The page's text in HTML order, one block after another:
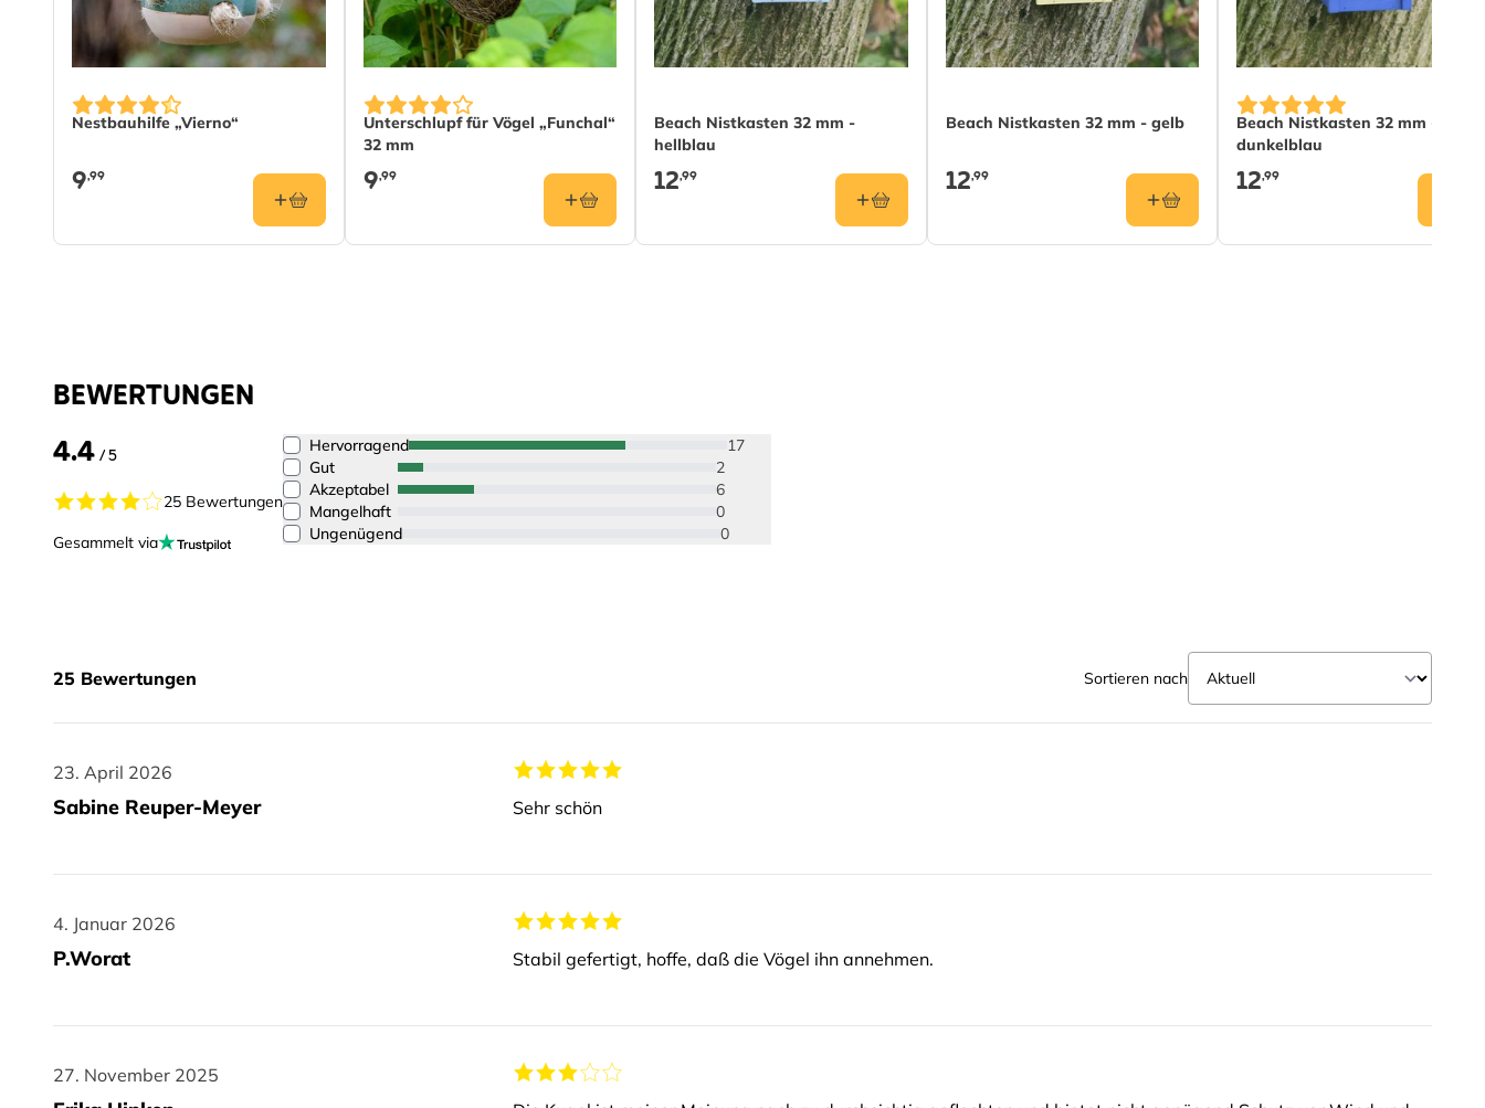
Nestbauhilfe „Vierno“
9,99
Unterschlupf für Vögel „Funchal“
32 mm
9,99
Beach Nistkasten 32 mm -
hellblau
12,99
Beach Nistkasten 32 mm - gelb
12,99
Beach Nistkasten 32 mm -
dunkelblau
12,99
BEWERTUNGEN
4.4/ 5
25 Bewertungen
Gesammelt via
Hervorragend
17
Gut
2
Akzeptabel
6
Mangelhaft
0
Ungenügend
0
25 Bewertungen Sortieren nach
23. April 2026
23. April 2026
Sabine Reuper-Meyer Sehr schön
4. Januar 2026
4. Januar 2026
P.Worat Stabil gefertigt, hoffe, daß die Vögel ihn annehmen.
27. November 2025
27. November 2025